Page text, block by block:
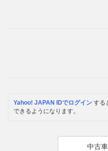
Yahoo! JAPAN IDでログイン する
できるようになります。
中古